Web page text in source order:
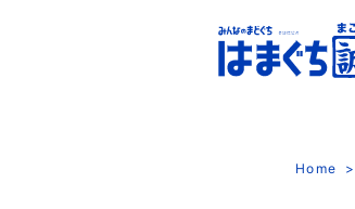
Home